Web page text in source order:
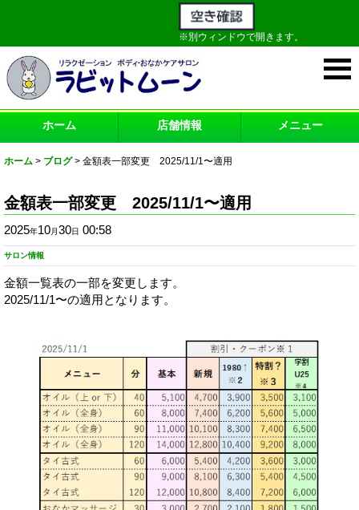
※別ウィンドウで開きます。
ホーム 店舗情報 メニュー
ホーム > ブログ > 金額表一部変更 2025/11/1〜適用
金額表一部変更 2025/11/1〜適用
2025年10月30日 00:58
サロン情報
金額一覧表の一部を変更します。
2025/11/1〜の適用となります。